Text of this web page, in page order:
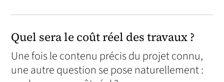
Quel sera le coût réel des travaux ?
Une fois le contenu précis du projet connu,
une autre question se pose naturellement :